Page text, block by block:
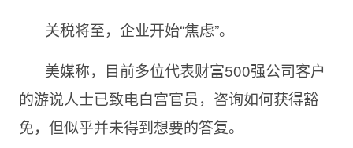
关税将至，企业开始“焦虑”。
美媒称，目前多位代表财富500强公司客户
的游说人士已致电白宫官员，咨询如何获得豁
免，但似乎并未得到想要的答复。